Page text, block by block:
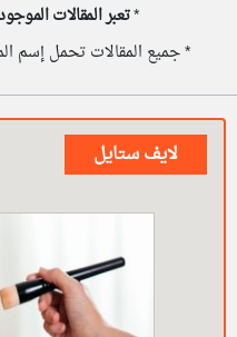
*تعبر المقالات
* جميع المقالات تحمل إسم
لايف ستايل